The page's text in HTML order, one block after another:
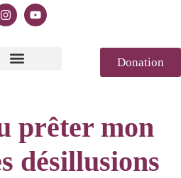
Donation
prêter mon
désillusions